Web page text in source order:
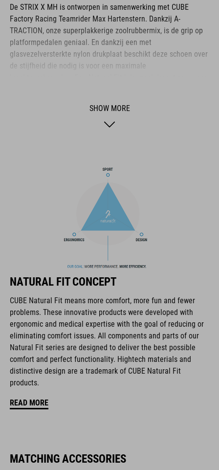
De STRIX X MH is ontworpen in samenwerking met CUBE
Factory Racing Teamrider Max Hartenstern. Dankzij A-
TRACTION, onze superplakkerige zoolrubbermix, is de grip op
platformpedalen geniaal. En dankzij een met
glasvezelversterkte nylon drukplaat beschikt deze schoen over
de stijfheid die nodig is voor een maximale
een gepersonaliseerde drukverdeling. Versterkingen rondom
hielkuip, neus en voetboog bieden extra bescherming. Een
products geared to all the latest trends. Our designers
coordinate seamlessly, combining design, technology and
usability for the perfect balance between form and function.
FEATURES
vetersluiting
ergonomische Natural Fit-leest
makkelijk aan te trekken
SHOW MORE
NATURAL FIT CONCEPT
CUBE Natural Fit means more comfort, more fun and fewer
problems. These innovative products were developed with
ergonomic and medical expertise with the goal of reducing or
eliminating comfort issues. All components and parts of our
Natural Fit series are designed to deliver the best possible
comfort and perfect functionality. Hightech materials and
distinctive design are a trademark of CUBE Natural Fit
products.
READ MORE
MATCHING ACCESSORIES